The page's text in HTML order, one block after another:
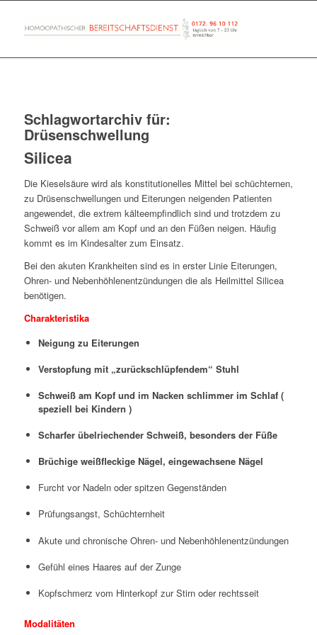
Schlagwortarchiv für:
Drüsenschwellung
Silicea
Die Kieselsäure wird als konstitutionelles Mittel bei schüchternen,
zu Drüsenschwellungen und Eiterungen neigenden Patienten
angewendet, die extrem kälteempfindlich sind und trotzdem zu
Schweiß vor allem am Kopf und an den Füßen neigen. Häufig
kommt es im Kindesalter zum Einsatz.
Bei den akuten Krankheiten sind es in erster Linie Eiterungen,
Ohren- und Nebenhöhlenentzündungen die als Heilmittel Silicea
benötigen.
Charakteristika
Neigung zu Eiterungen
Verstopfung mit „zurückschlüpfendem“ Stuhl
Schweiß am Kopf und im Nacken schlimmer im Schlaf (
speziell bei Kindern )
Scharfer übelriechender Schweiß, besonders der Füße
Brüchige weißfleckige Nägel, eingewachsene Nägel
Furcht vor Nadeln oder spitzen Gegenständen
Prüfungsangst, Schüchternheit
Akute und chronische Ohren- und Nebenhöhlenentzündungen
Gefühl eines Haares auf der Zunge
Kopfschmerz vom Hinterkopf zur Stirn oder rechtsseit
Modalitäten